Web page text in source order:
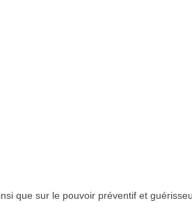
que sur le pouvoir préventif et